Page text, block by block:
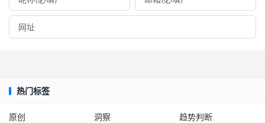
热门标签
原创 洞察 趋势判断